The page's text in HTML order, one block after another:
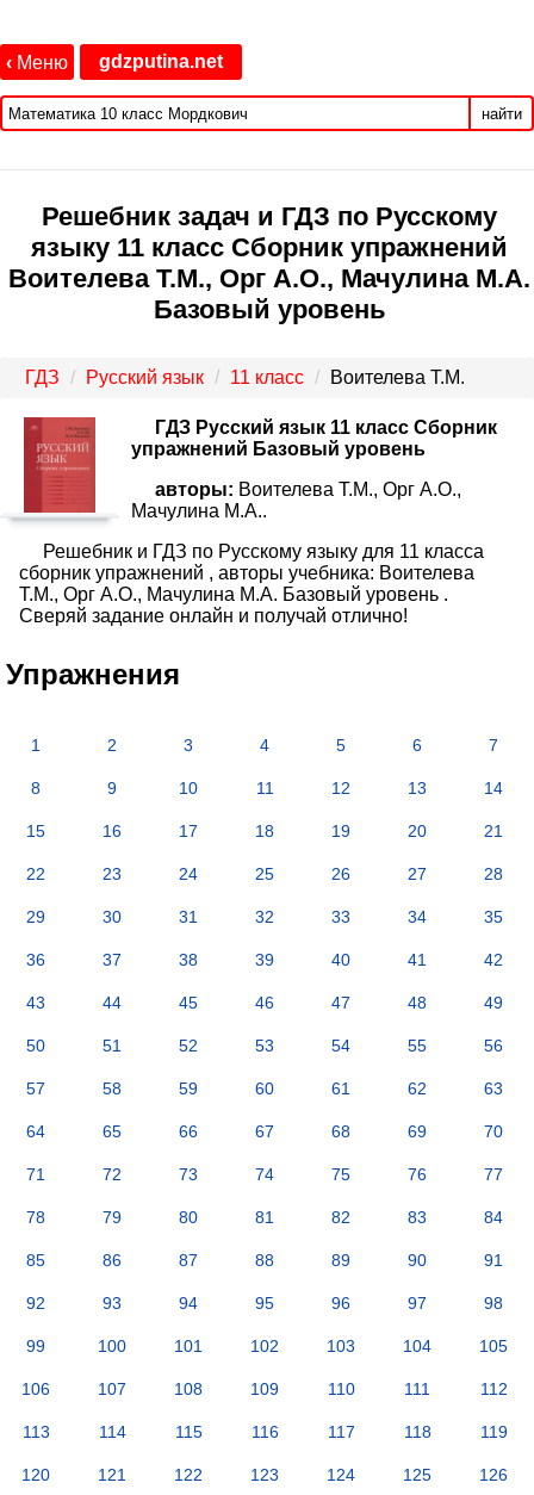
‹ Меню gdzputina.net
найти
Решебник задач и ГДЗ по Русскому
языку 11 класс Сборник упражнений
Воителева Т.М., Орг А.О., Мачулина М.А.
Базовый уровень
ГДЗ Русский язык 11 класс Воителева Т.М.
ГДЗ Русский язык 11 класс Сборник
упражнений Базовый уровень
авторы: Воителева Т.М., Орг А.О.,
Мачулина М.А..
Решебник и ГДЗ по Русскому языку для 11 класса
сборник упражнений , авторы учебника: Воителева
Т.М., Орг А.О., Мачулина М.А. Базовый уровень .
Сверяй задание онлайн и получай отлично!
Упражнения
1 2 3 4 5 6 7
8 9 10 11 12 13 14
15 16 17 18 19 20 21
22 23 24 25 26 27 28
29 30 31 32 33 34 35
36 37 38 39 40 41 42
43 44 45 46 47 48 49
50 51 52 53 54 55 56
57 58 59 60 61 62 63
64 65 66 67 68 69 70
71 72 73 74 75 76 77
78 79 80 81 82 83 84
85 86 87 88 89 90 91
92 93 94 95 96 97 98
99 100 101 102 103 104 105
106 107 108 109 110 111 112
113 114 115 116 117 118 119
120 121 122 123 124 125 126